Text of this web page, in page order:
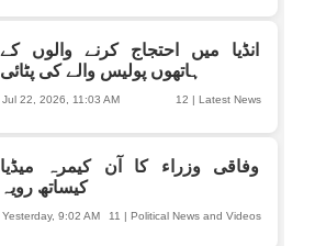
انڈیا میں احتجاج کرنے والوں کے
ہاتھوں پولیس والے کی پٹائی
12 | Latest News
Jul 22, 2026, 11:03 AM
وفاقی وزراء کا آن کیمرہ میڈیا
کیساتھ رویہ
11 | Political News and Videos
Yesterday, 9:02 AM